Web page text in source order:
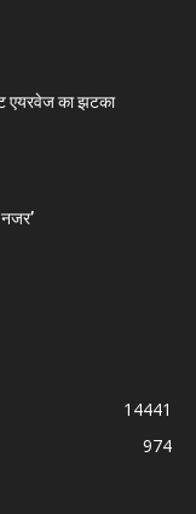
एयरवेज का झटका
नजर’
14441
974